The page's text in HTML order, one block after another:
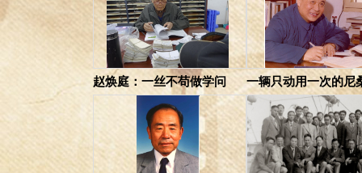
赵焕庭：一丝不苟做学问 一辆只动用一次的尼